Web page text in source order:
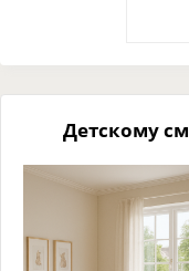
Детскому